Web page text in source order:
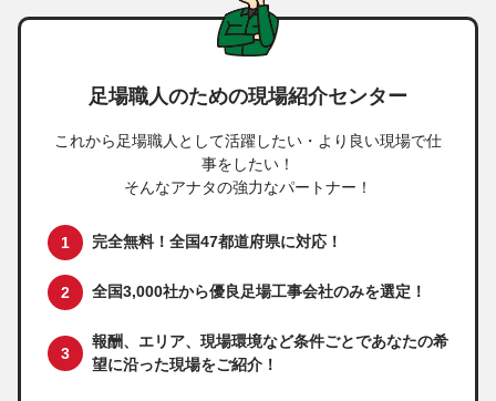
足場職人のための現場紹介センター
これから足場職人として活躍したい・より良い現場で仕
事をしたい！
そんなアナタの強力なパートナー！
完全無料！全国47都道府県に対応！
全国3,000社から優良足場工事会社のみを選定！
報酬、エリア、現場環境など条件ごとであなたの希
望に沿った現場をご紹介！